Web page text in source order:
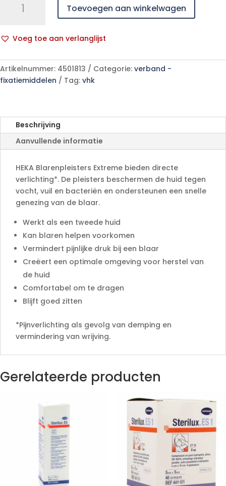
BLARENPLEISTERS
Toevoegen aan winkelwagen
Voeg toe aan verlanglijst
l
t
e
a
t
Artikelnummer: 4501813 Categorie: verband -
fixatiemiddelen
Tag: vhk
Beschrijving
Aanvullende informatie
HEKA Blarenpleisters Extreme bieden directe
verlichting*. De pleisters beschermen de huid tegen
vocht, vuil en bacteriën en ondersteunen een snelle
genezing van de blaar.
Werkt als een tweede huid
Kan blaren helpen voorkomen
Vermindert pijnlijke druk bij een blaar
Creëert een optimale omgeving voor herstel van
de huid
Comfortabel om te dragen
Blijft goed zitten
*Pijnverlichting als gevolg van demping en
vermindering van wrijving.
Gerelateerde producten